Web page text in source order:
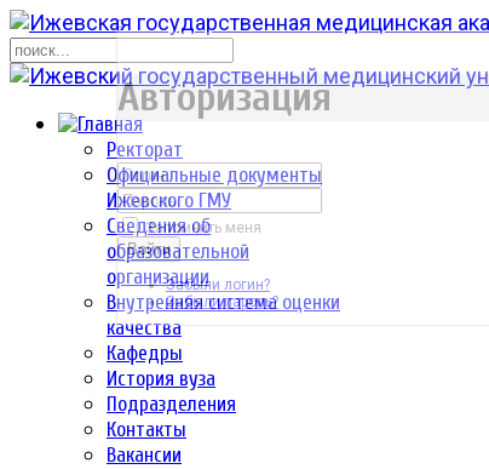
Ректорат
Официальные документы
Ижевского ГМУ
Сведения об
образовательной
организации
Внутренняя система оценки
качества
Кафедры
История вуза
Подразделения
Контакты
Вакансии
р
Авторизация
Запомнить меня
Войти
Забыли логин?
Забыли пароль?